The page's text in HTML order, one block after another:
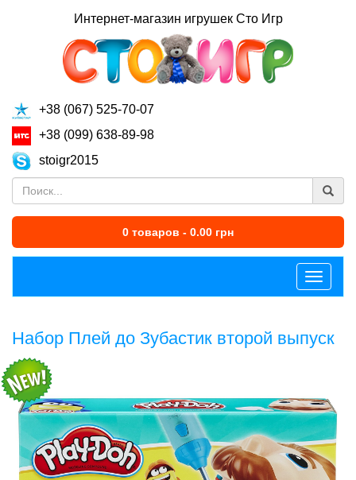
Интернет-магазин игрушек Сто Игр
+38 (067) 525-70-07
+38 (099) 638-89-98
stoigr2015
0 товаров - 0.00 грн
Меню
Набор Плей до Зубастик второй выпуск